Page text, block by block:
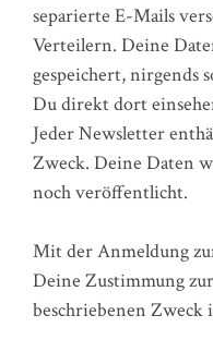
separierte E-Mails
Verteilern. Deine
gespeichert, nirgends
Du direkt dort
Jeder Newsletter
Zweck. Deine Daten
noch veröffentlicht.
Mit der Anmeldung
Deine Zustimmung
beschriebenen Zweck